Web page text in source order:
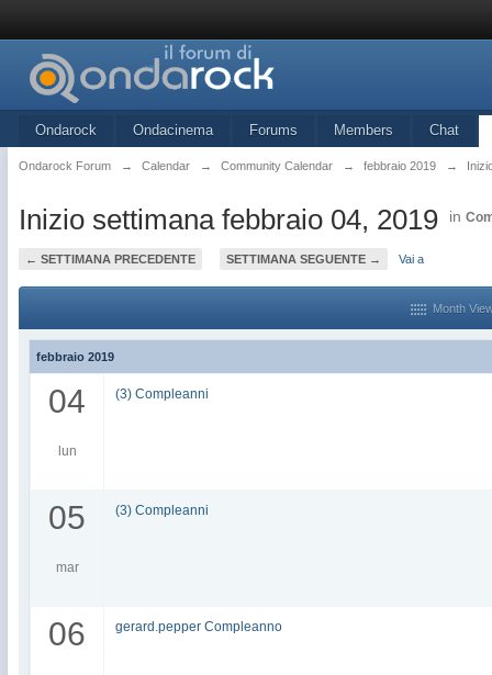
Ondarock Ondacinema Forums Members Chat
Ondarock Forum → Calendar → Community Calendar → febbraio 2019 →
Inizio settimana febbraio 04, 2019 in
← SETTIMANA PRECEDENTE SETTIMANA SEGUENTE → Vai a
Month
febbraio 2019
04
lun
(3) Compleanni
05
mar
(3) Compleanni
06 gerard.pepper Compleanno